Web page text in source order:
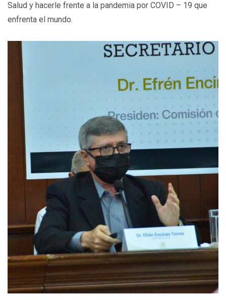
Salud y hacerle frente a la pandemia por COVID – 19 que
enfrenta el mundo.